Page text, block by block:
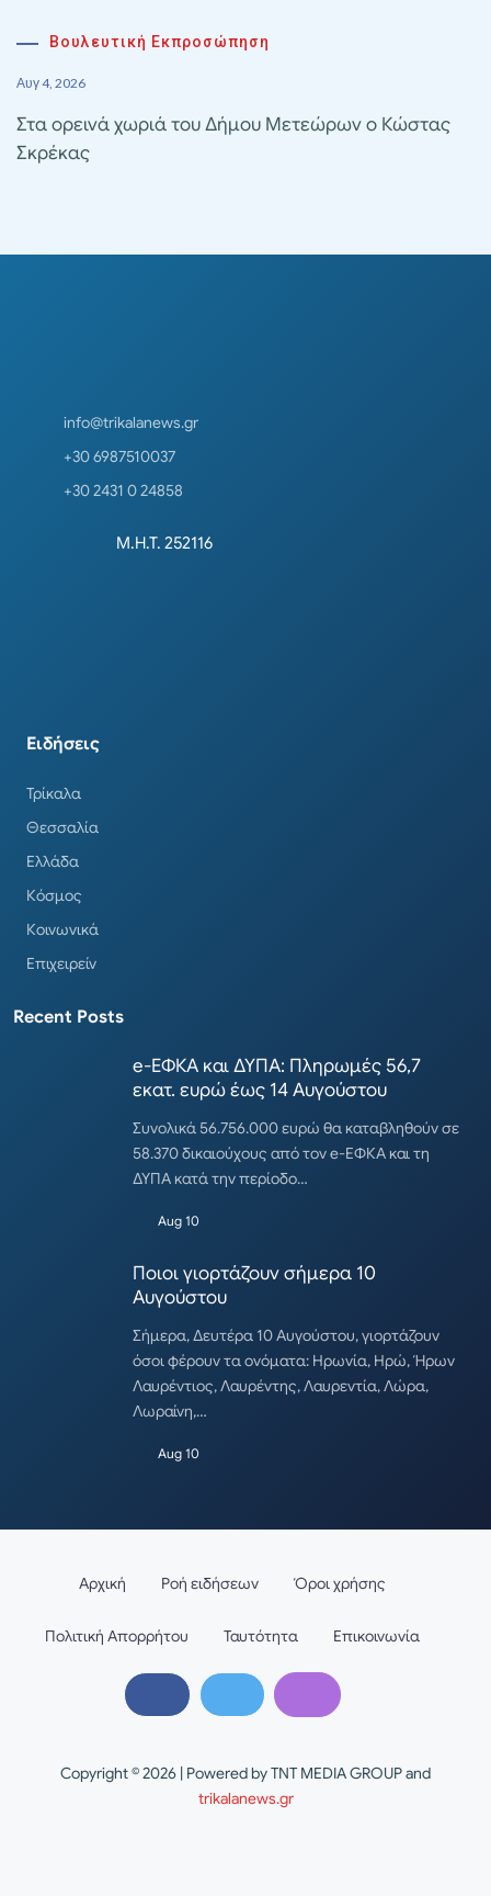
Βουλευτική Εκπροσώπηση
Αυγ 4, 2026
Στα ορεινά χωριά του Δήμου Μετεώρων ο Κώστας
Σκρέκας
info@trikalanews.gr
+30 6987510037
+30 2431 0 24858
Μ.Η.Τ. 252116
Ειδήσεις
Τρίκαλα
Θεσσαλία
Ελλάδα
Κόσμος
Κοινωνικά
Επιχειρείν
Recent Posts
e-ΕΦΚΑ και ΔΥΠΑ: Πληρωμές 56,7
εκατ. ευρώ έως 14 Αυγούστου
Συνολικά 56.756.000 ευρώ θα καταβληθούν σε
58.370 δικαιούχους από τον e-ΕΦΚΑ και τη
ΔΥΠΑ κατά την περίοδο…
Aug 10
Ποιοι γιορτάζουν σήμερα 10
Αυγούστου
Σήμερα, Δευτέρα 10 Αυγούστου, γιορτάζουν
όσοι φέρουν τα ονόματα: Ηρωνία, Ηρώ, Ήρων
Λαυρέντιος, Λαυρέντης, Λαυρεντία, Λώρα,
Λωραίνη,…
Aug 10
Copyright © 2026 | Powered by TNT MEDIA GROUP and
trikalanews.gr
Αρχική Ροή ειδήσεων Όροι χρήσης
Πολιτική Απορρήτου Ταυτότητα Επικοινωνία